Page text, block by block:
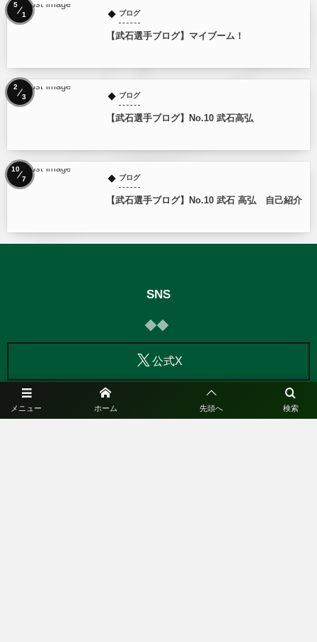
ブログ
【武石選手ブログ】マイブーム！
5
1
ブログ
【武石選手ブログ】No.10 武石高弘
2
3
ブログ
【武石選手ブログ】No.10 武石 高弘 自己紹介
10
7
メニュー 検索
ホーム 先頭へ
SNS
公式X
公式facebook